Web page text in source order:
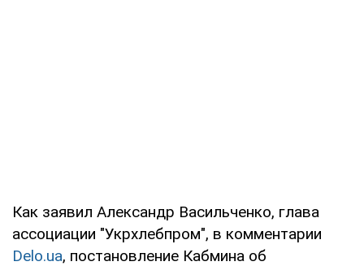
Как заявил Александр Васильченко, глава
ассоциации "Укрхлебпром", в комментарии
Delo.ua, постановление Кабмина об